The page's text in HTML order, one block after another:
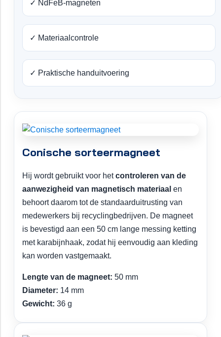
✓ NdFeB-magneten
✓ Materiaalcontrole
✓ Praktische handuitvoering
Conische sorteermagneet
Hij wordt gebruikt voor hetcontroleren van de
aanwezigheid van magnetisch materiaal en
behoort daarom tot de standaarduitrusting van
medewerkers bij recyclingbedrijven. De magneet
is bevestigd aan een 50 cm lange messing ketting
met karabijnhaak, zodat hij eenvoudig aan kleding
kan worden vastgemaakt.
Lengte van de magneet: 50 mm
Diameter: 14 mm
Gewicht: 36 g